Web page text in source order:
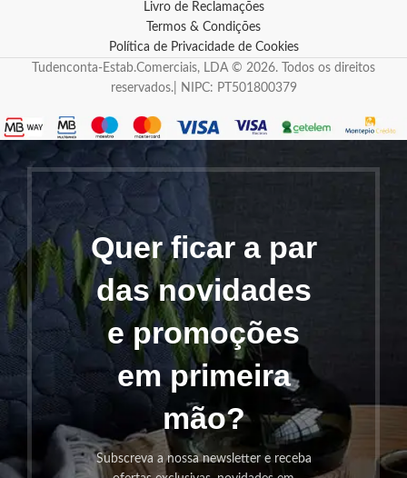
Livro de Reclamações
Termos & Condições
Política de Privacidade de Cookies
Tudenconta-Estab.Comerciais, LDA © 2026. Todos os direitos
reservados.| NIPC: PT501800379
Quer ficar a par
das novidades
e promoções
em primeira
mão?
Subscreva a nossa newsletter e receba